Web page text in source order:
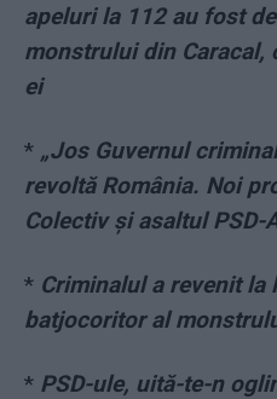
apeluri la 112 au fost
monstrului din Caracal,
ei
* „Jos Guvernul
revoltă România. Noi
Colectiv şi asaltul
* Criminalul a revenit
batjocoritor al
* PSD-ule, uită-te-n